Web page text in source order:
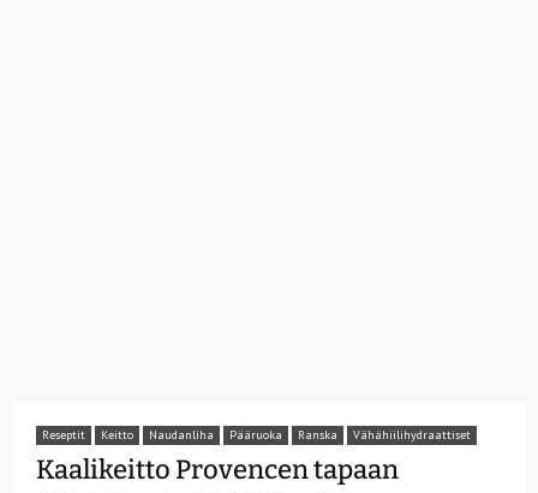
Reseptit Keitto Naudanliha Pääruoka Ranska Vähähiilihydraattiset
Kaalikeitto Provencen tapaan